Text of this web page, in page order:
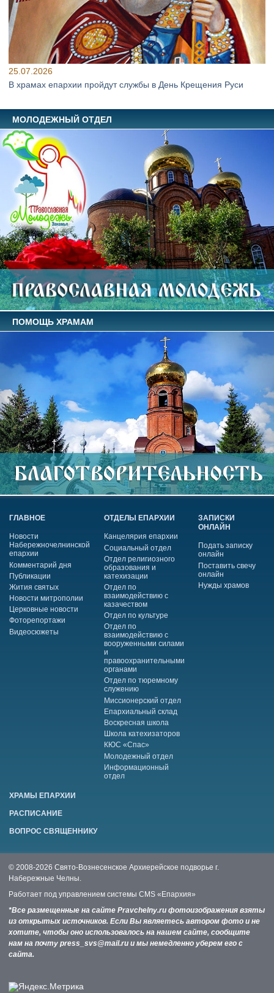
25.07.2026
В храмах епархии пройдут службы в День Крещения Руси
МОЛОДЕЖНЫЙ ОТДЕЛ
ПОМОЩЬ ХРАМАМ
ГЛАВНОЕ
Новости
Набережночелнинской
епархии
Комментарий дня
Публикации
Жития святых
Новости митрополии
Церковные новости
Фоторепортажи
Видеосюжеты
ОТДЕЛЫ ЕПАРХИИ
Канцелярия епархии
Социальный отдел
Отдел религиозного
образования и
катехизации
Отдел по
взаимодействию с
казачеством
Отдел по культуре
Отдел по
взаимодействию с
вооруженными силами
и
правоохранительными
органами
Отдел по тюремному
служению
Миссионерский отдел
Епархиальный склад
Воскресная школа
Школа катехизаторов
КЮС «Спас»
Молодежный отдел
Информационный
отдел
ЗАПИСКИ
ОНЛАЙН
Подать записку
онлайн
Поставить свечу
онлайн
Нужды храмов
ХРАМЫ ЕПАРХИИ
РАСПИСАНИЕ
ВОПРОС СВЯЩЕННИКУ
© 2008-2026 Свято-Вознесенское Архиерейское подворье г.
Набережные Челны.
Работает под управлением системы CMS «Епархия»
*Все размещенные на сайте Pravchelny.ru фотоизображения взяты
из открытых источников. Если Вы являетесь автором фото и не
хотите, чтобы оно использовалось на нашем сайте, сообщите
нам на почту press_svs@mail.ru и мы немедленно уберем его с
сайта.